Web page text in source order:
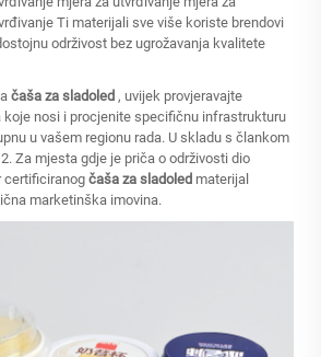
Ti materijali sve više koriste brendovi
održivost bez ugrožavanja kvalitete
čaša za sladoled , uvijek provjeravajte
nosi i procjenite specifičnu infrastrukturu
u vašem regionu rada. U skladu s člankom
Za mjesta gdje je priča o održivosti dio
certificiranog čaša za sladoled materijal
marketinška imovina.